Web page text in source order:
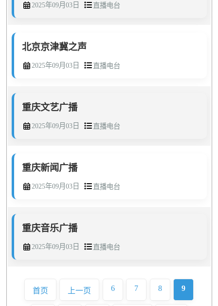
2025年09月03日 直播电台
北京京津冀之声
2025年09月03日 直播电台
重庆文艺广播
2025年09月03日 直播电台
重庆新闻广播
2025年09月03日 直播电台
重庆音乐广播
2025年09月03日 直播电台
首页 上一页 6 7 8 9